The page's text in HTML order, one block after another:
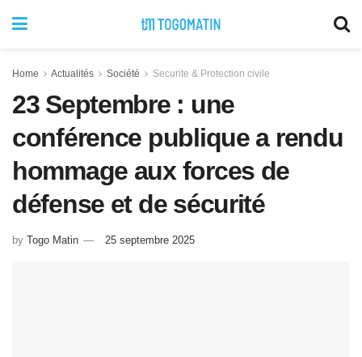
Home Actualités Société Securite & Protection civile
23 Septembre : une
conférence publique a rendu
hommage aux forces de
défense et de sécurité
by Togo Matin 25 septembre 2025